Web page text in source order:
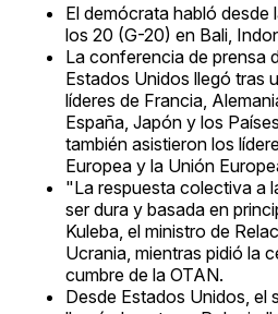
El demócrata habló desde
los 20 (G-20) en Bali,
La conferencia de prensa
Estados Unidos llegó tras
líderes de Francia,
España, Japón y los
también asistieron los
Europea y la Unión
"La respuesta colectiva a
ser dura y basada en
Kuleba, el ministro de
Ucrania, mientras pidió la
cumbre de la OTAN.
Desde Estados Unidos, el